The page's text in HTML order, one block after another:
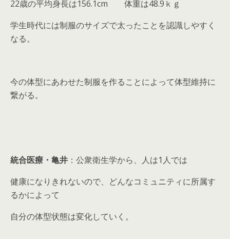
22歳の平均身長は156.1cm 体重は48.9ｋｇ
学生時代には制服のサイズで太ったことを認識しやすく
なる。
今の体型にあわせた制服を作ることによって体型維持に
繋がる。
統合医療・亀井 ：公衆衛生学から、人は1人では
健康になりきれないので、どんなコミュニティに所属す
るかによって
自分の体型状態は変化していく。